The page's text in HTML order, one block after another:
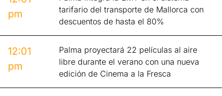
pm
tarifario del transporte de Mallorca con
descuentos de hasta el 80%
12:01
pm
Palma proyectará 22 películas al aire
libre durante el verano con una nueva
edición de Cinema a la Fresca